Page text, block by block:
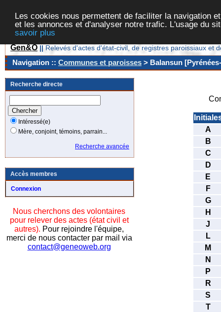
Les cookies nous permettent de faciliter la navigation
et les annonces et d'analyser notre trafic. L'usage du
savoir plus
Gen&O || Relevés d'actes d'état-civil, de registres paroissiaux et
Navigation :: Communes et paroisses > Balansun
Recherche directe
Intéressé(e)
Mère, conjoint, témoins, parrain...
Recherche avancée
Accès membres
Connexion
Nous cherchons des volontaires
pour relever des actes (état civil et
autres). Pour rejoindre l'équipe,
merci de nous contacter par mail via
contact@geneoweb.org
A
B
C
D
E
F
G
H
J
L
M
N
P
R
S
T